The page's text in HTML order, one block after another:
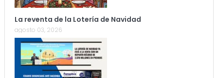
La reventa de la Lotería de Navidad
agosto 03, 2026